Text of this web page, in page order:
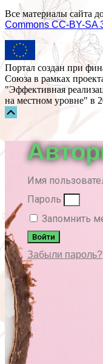
Все материалы сайта
Commons СС-BY-SA
Портал создан при
Союза в рамках
"Эффективная
на местном уровне" в
Имя
Пароль
Запомнить
Войти
Забыли пароль?